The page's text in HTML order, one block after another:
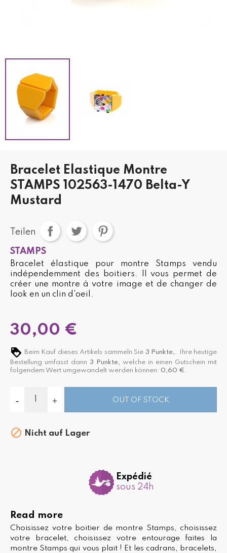
Bracelet Elastique Montre
STAMPS 102563-1470 Belta-Y
Mustard
Teilen
STAMPS
Bracelet élastique pour montre Stamps vendu
indépendemment des boitiers. Il vous permet de
créer une montre à votre image et de changer de
look en un clin d'oeil.
30,00 €
Beim Kauf dieses Artikels sammeln Sie 3 Punkte, . Ihre heutige
Bestellung umfasst dann 3 Punkte, welche in einen Gutschein mit
folgendem Wert umgewandelt werden können: 0,60 € .
OUT OF STOCK
 Nicht auf Lager
Expédié
sous 24h
Read more
Choisissez votre boitier de montre Stamps, choisissez
votre bracelet, choisissez votre entourage faites la
montre Stamps qui vous plait ! Et les cadrans, bracelets,